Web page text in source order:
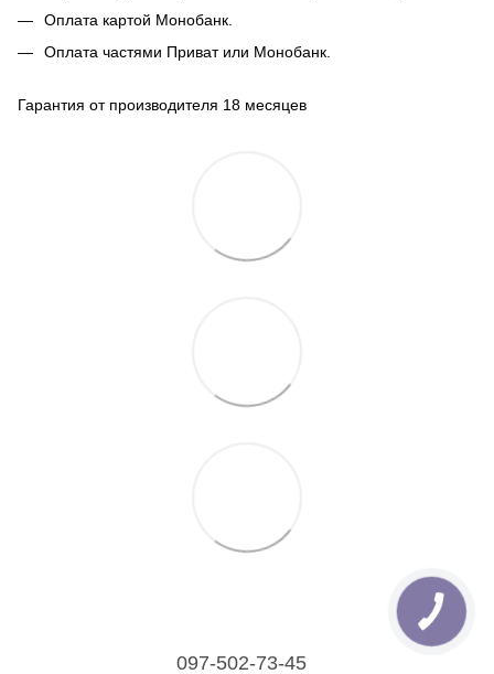
Оплата картой Монобанк.
Оплата частями Приват или Монобанк.
Гарантия от производителя 18 месяцев
097-502-73-45